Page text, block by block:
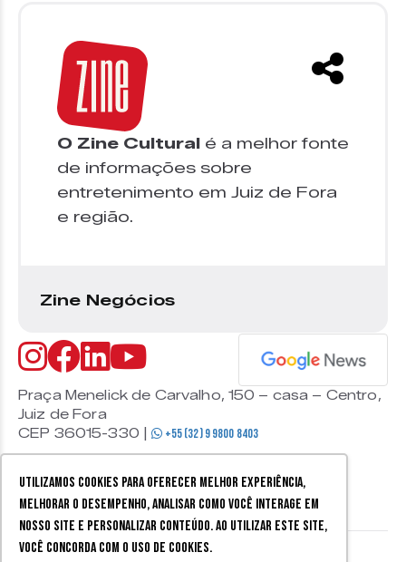
Utilizamos cookies para oferecer melhor experiência,
melhorar o desempenho, analisar como você interage em
nosso site e personalizar conteúdo. Ao utilizar este site,
você concorda com o uso de cookies.
O Zine Cultural é a melhor fonte
de informações sobre
entretenimento em Juiz de Fora
e região.
Zine Negócios
Praça Menelick de Carvalho, 150 – casa – Centro,
Juiz de Fora
CEP 36015-330 |
+55 (32) 9 9800 8403